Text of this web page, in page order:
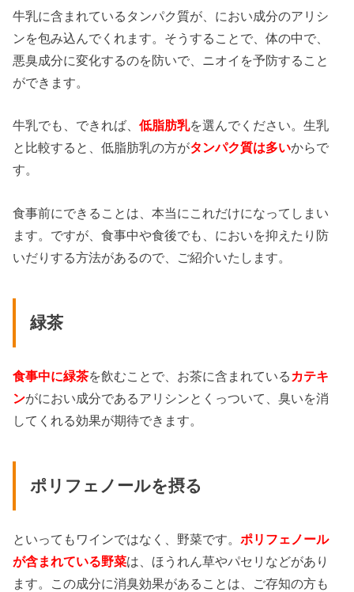
牛乳に含まれているタンパク質が、におい成分のアリシ
ンを包み込んでくれます。そうすることで、体の中で、
悪臭成分に変化するのを防いで、ニオイを予防すること
ができます。
牛乳でも、できれば、低脂肪乳を選んでください。生乳
と比較すると、低脂肪乳の方がタンパク質は多いからで
す。
食事前にできることは、本当にこれだけになってしまい
ます。ですが、食事中や食後でも、においを抑えたり防
いだりする方法があるので、ご紹介いたします。
緑茶
食事中に緑茶を飲むことで、お茶に含まれている カテキ
ンがにおい成分であるアリシンとくっついて、臭いを消
してくれる効果が期待できます。
ポリフェノールを摂る
といってもワインではなく、野菜です。ポリフェノール
が含まれている野菜は、ほうれん草やパセリなどがあり
ます。この成分に消臭効果があることは、ご存知の方も